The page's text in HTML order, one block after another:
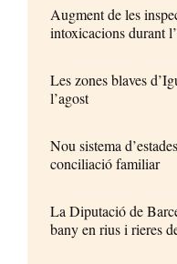
Augment de les
intoxicacions durant
Les zones blaves
l’agost
Nou sistema
conciliació familiar
La Diputació de
bany en rius i rieres